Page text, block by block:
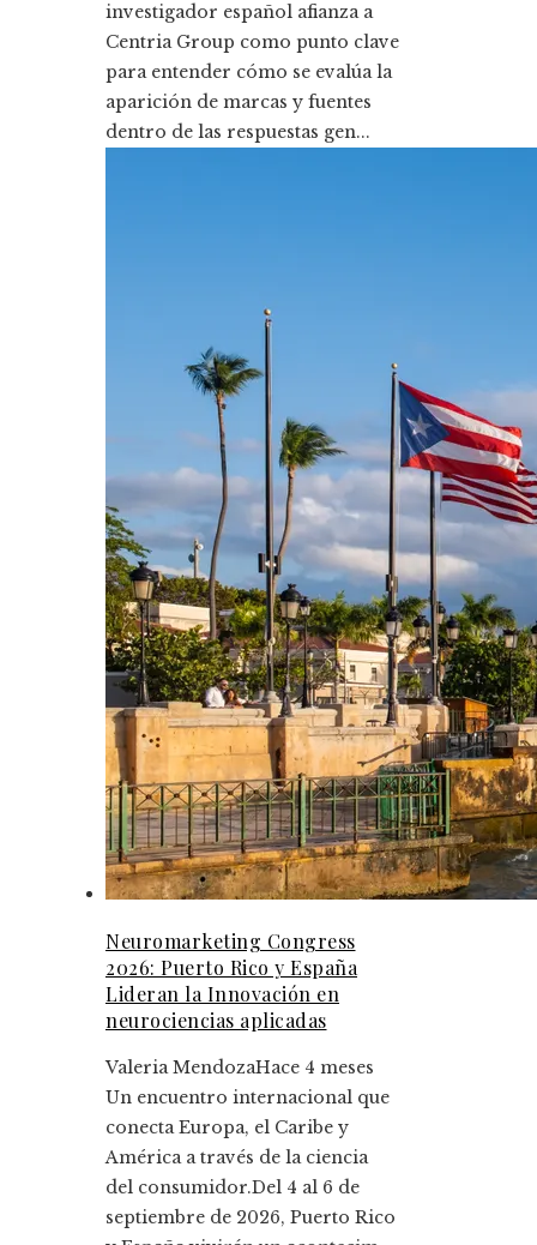
investigador español afianza a
Centria Group como punto clave
para entender cómo se evalúa la
aparición de marcas y fuentes
dentro de las respuestas gen...
Neuromarketing Congress
2026: Puerto Rico y España
Lideran la Innovación en
neurociencias aplicadas
Valeria MendozaHace 4 meses
Un encuentro internacional que
conecta Europa, el Caribe y
América a través de la ciencia
del consumidor.Del 4 al 6 de
septiembre de 2026, Puerto Rico